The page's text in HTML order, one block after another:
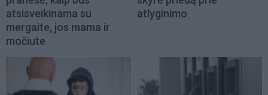
atsisveikinama su
mergaite, jos mama ir
močiute
atlyginimo